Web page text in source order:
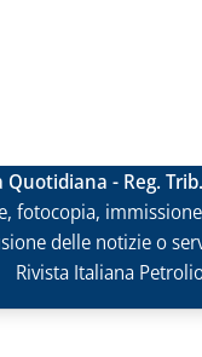
- Reg.
fotocopia,
delle notizie o
Rivista Italiana